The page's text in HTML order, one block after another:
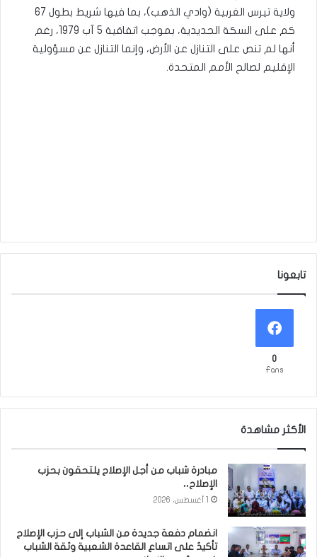
ولاية تيرس الغربية (وادي الذهب)، بما فيها شريط بطول 67
كم على السكة الحديدية، بموجب اتفاقية 5 آب 1979، رغم
أنها لم تنص على التنازل عن الأرض، وإنما التنازل عن مسؤولية
الإقليم لصالح الأمم المتحدة.
تابعونا
0
Fans
الأكثر مشاهدة
مبادرة شباب من أجل الإصلاح يلتحقون بحزب
الإصلاح،،
انضمام دفعة جديدة من الشباب إلى حزب الإصلاح
تأكيدٌ على اتساع القاعدة الشعبية وثقة الشباب